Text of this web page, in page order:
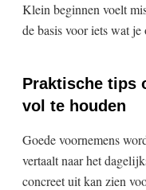
Klein beginnen voelt
de basis voor iets wat
Praktische tips
vol te houden
Goede voornemens
vertaalt naar het
concreet uit kan zien